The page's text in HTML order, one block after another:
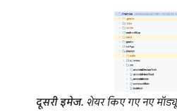
दूसरी इमेज. शेयर किए गए नए